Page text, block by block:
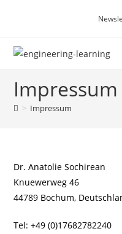
Impressum
> Impressum
Dr. Anatolie Sochirean
Knuewerweg 46
44789 Bochum,
Tel: +49 (0)17682782240